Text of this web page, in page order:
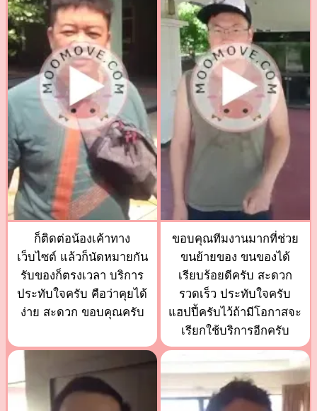
ก็ติดต่อน้องเค้าทาง
เว็บไซต์ แล้วก็นัดหมายกัน
รับของก็ตรงเวลา บริการ
ประทับใจครับ คือว่าคุยได้
ง่าย สะดวก ขอบคุณครับ
ขอบคุณทีมงานมากที่ช่วย
ขนย้ายของ ขนของได้
เรียบร้อยดีครับ สะดวก
รวดเร็ว ประทับใจครับ
แฮปปี้ครับไว้ถ้ามีโอกาสจะ
เรียกใช้บริการอีกครับ